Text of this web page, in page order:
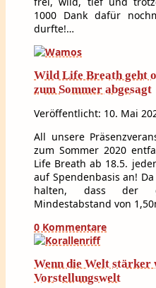
1000 Dank dafür
durfte!…
Wild Life Breath geht
zum Sommer abgesagt
Veröffentlicht: 10. Mai
All unsere
zum Sommer 2020
Life Breath ab 18.5.
auf Spendenbasis an!
halten, dass der
Mindestabstand von
0 Kommentare
Wenn die Welt stärker
Vorstellungswelt